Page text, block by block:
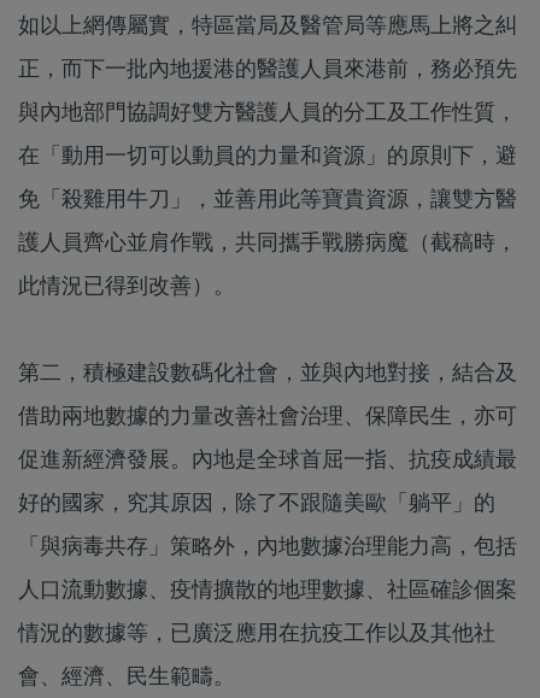
如以上網傳屬實，特區當局及醫管局等應馬上將之糾
正，而下一批內地援港的醫護人員來港前，務必預先
與內地部門協調好雙方醫護人員的分工及工作性質，
在「動用一切可以動員的力量和資源」的原則下，避
免「殺雞用牛刀」，並善用此等寶貴資源，讓雙方醫
護人員齊心並肩作戰，共同攜手戰勝病魔（截稿時，
此情況已得到改善）。
第二，積極建設數碼化社會，並與內地對接，結合及
借助兩地數據的力量改善社會治理、保障民生，亦可
促進新經濟發展。內地是全球首屈一指、抗疫成績最
好的國家，究其原因，除了不跟隨美歐「躺平」的
「與病毒共存」策略外，內地數據治理能力高，包括
人口流動數據、疫情擴散的地理數據、社區確診個案
情況的數據等，已廣泛應用在抗疫工作以及其他社
會、經濟、民生範疇。